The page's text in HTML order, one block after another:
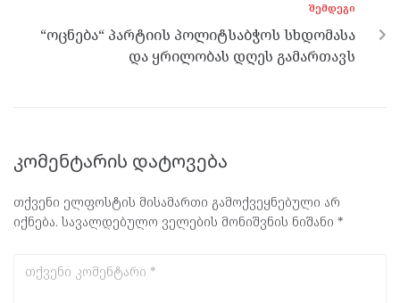
ᲨᲔᲛᲓᲔᲒᲘ
“ოცნება“ პარტიის პოლიტსაბჭოს სხდომასა
და ყრილობას დღეს გამართავს
კომენტარის დატოვება
თქვენი ელფოსტის მისამართი გამოქვეყნებული არ
იქნება. სავალდებულო ველების მონიშვნის ნიშანი *